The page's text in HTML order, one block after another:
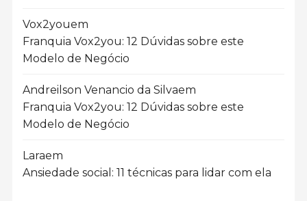
Vox2youem
Franquia Vox2you: 12 Dúvidas sobre este
Modelo de Negócio
Andreilson Venancio da Silvaem
Franquia Vox2you: 12 Dúvidas sobre este
Modelo de Negócio
Laraem
Ansiedade social: 11 técnicas para lidar com ela